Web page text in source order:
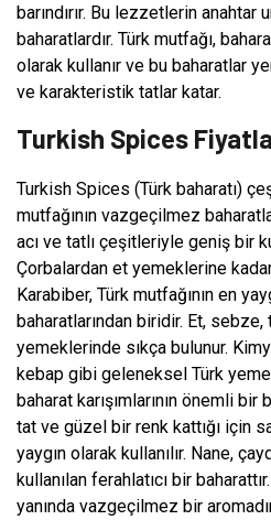
barındırır. Bu lezzetlerin anahtar
baharatlardır. Türk mutfağı,
olarak kullanır ve bu baharatlar
ve karakteristik tatlar katar.
Turkish Spices
Turkish Spices (Türk baharatı)
mutfağının vazgeçilmez
acı ve tatlı çeşitleriyle geniş bir
Çorbalardan et yemeklerine
Karabiber, Türk mutfağının en
baharatlarından biridir. Et, sebze,
yemeklerinde sıkça bulunur.
kebap gibi geleneksel Türk
baharat karışımlarının önemli
tat ve güzel bir renk kattığı için
yaygın olarak kullanılır. Nane,
kullanılan ferahlatıcı bir
yanında vazgeçilmez bir